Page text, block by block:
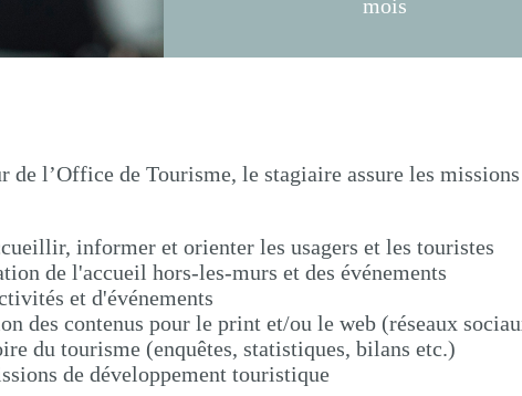
mois
de l’Office de Tourisme, le stagiaire assure les
informer et orienter les usagers et les touristes
de l'accueil hors-les-murs et des événements
et d'événements
des contenus pour le print et/ou le web (réseaux
du tourisme (enquêtes, statistiques, bilans etc.)
de développement touristique